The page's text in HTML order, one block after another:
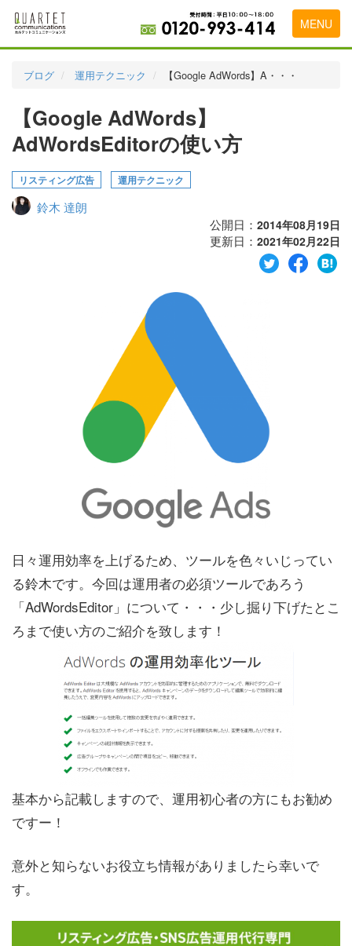
MENU
実績・お客様の声
代理店の乗り換えをお考えの方
ブログ 運用テクニック 【Google AdWords】A・・・
【Google AdWords】
AdWordsEditorの使い方
リスティング広告 運用テクニック
鈴木 達朗
公開日： 2014年08月19日
更新日： 2021年02月22日
日々運用効率を上げるため、ツールを色々いじってい
る鈴木です。今回は運用者の必須ツールであろう
「AdWordsEditor」について・・・少し掘り下げたとこ
ろまで使い方のご紹介を致します！
基本から記載しますので、運用初心者の方にもお勧め
ですー！
意外と知らないお役立ち情報がありましたら幸いで
す。